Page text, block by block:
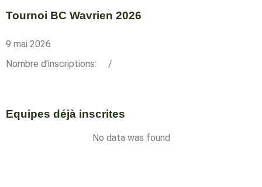
Tournoi BC Wavrien 2026
9 mai 2026
Nombre d’inscriptions:
/
Equipes déjà inscrites
No data was found